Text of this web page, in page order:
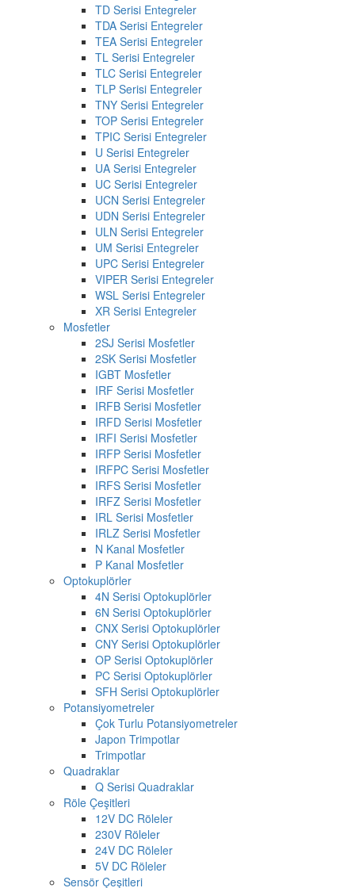
TD Serisi Entegreler
TDA Serisi Entegreler
TEA Serisi Entegreler
TL Serisi Entegreler
TLC Serisi Entegreler
TLP Serisi Entegreler
TNY Serisi Entegreler
TOP Serisi Entegreler
TPIC Serisi Entegreler
U Serisi Entegreler
UA Serisi Entegreler
UC Serisi Entegreler
UCN Serisi Entegreler
UDN Serisi Entegreler
ULN Serisi Entegreler
UM Serisi Entegreler
UPC Serisi Entegreler
VIPER Serisi Entegreler
WSL Serisi Entegreler
XR Serisi Entegreler
Mosfetler
2SJ Serisi Mosfetler
2SK Serisi Mosfetler
IGBT Mosfetler
IRF Serisi Mosfetler
IRFB Serisi Mosfetler
IRFD Serisi Mosfetler
IRFI Serisi Mosfetler
IRFP Serisi Mosfetler
IRFPC Serisi Mosfetler
IRFS Serisi Mosfetler
IRFZ Serisi Mosfetler
IRL Serisi Mosfetler
IRLZ Serisi Mosfetler
N Kanal Mosfetler
P Kanal Mosfetler
Optokuplörler
4N Serisi Optokuplörler
6N Serisi Optokuplörler
CNX Serisi Optokuplörler
CNY Serisi Optokuplörler
OP Serisi Optokuplörler
PC Serisi Optokuplörler
SFH Serisi Optokuplörler
Potansiyometreler
Çok Turlu Potansiyometreler
Japon Trimpotlar
Trimpotlar
Quadraklar
Q Serisi Quadraklar
Röle Çeşitleri
12V DC Röleler
230V Röleler
24V DC Röleler
5V DC Röleler
Sensör Çeşitleri